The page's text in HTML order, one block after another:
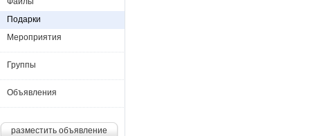
Подарки
Мероприятия
Группы
Объявления
разместить объявление